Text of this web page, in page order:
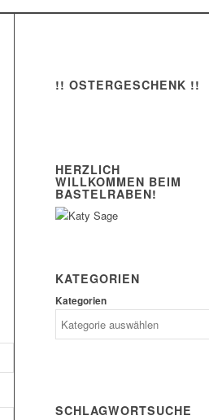
!! OSTERGESCHENK !!
HERZLICH
WILLKOMMEN BEIM
BASTELRABEN!
KATEGORIEN
Kategorien
SCHLAGWORTSUCHE